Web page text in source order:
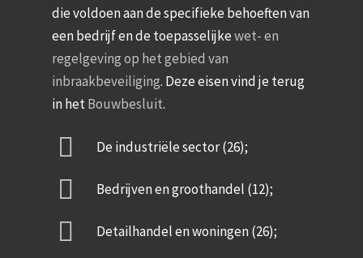
die voldoen aan de specifieke behoeften van
een bedrijf en de toepasselijkewet- en
regelgeving op het gebied van
inbraakbeveiliging. Deze eisen vind je terug
in hetBouwbesluit.
De industriële sector (26);
Bedrijven en groothandel (12);
Detailhandel en woningen (26);